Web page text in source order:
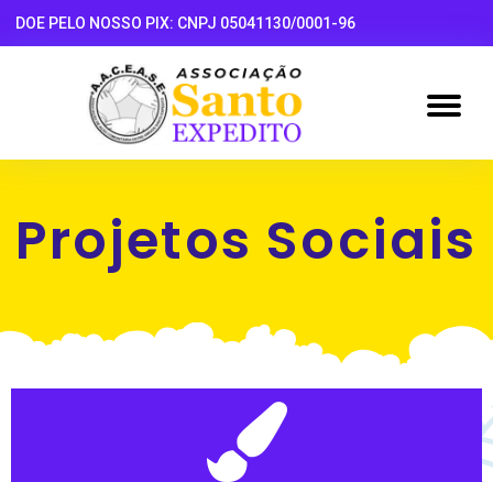
DOE PELO NOSSO PIX: CNPJ 05041130/0001-96
Projetos Sociais